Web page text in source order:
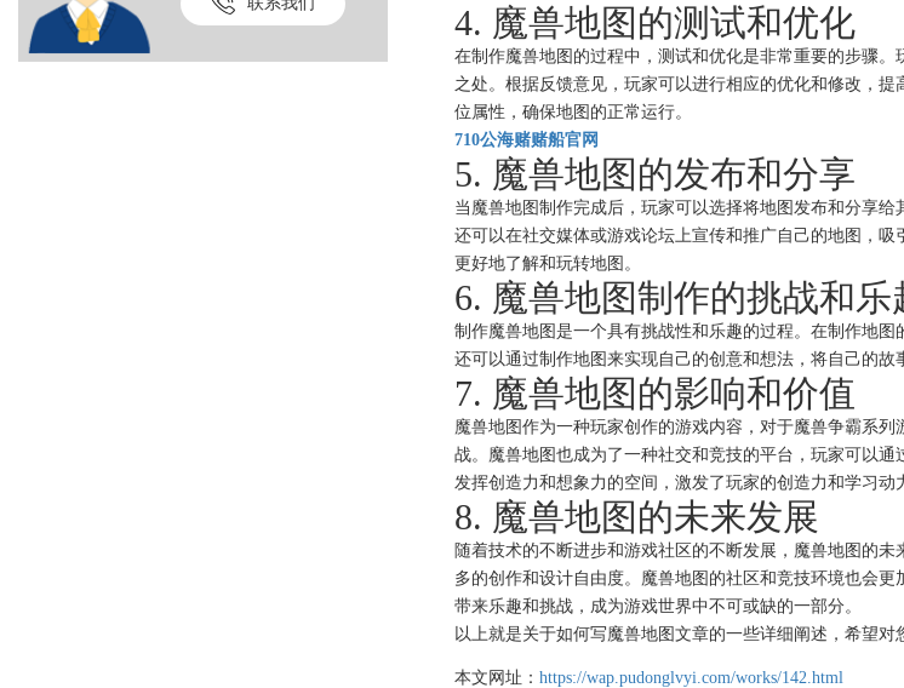
4. 魔兽地图的测试和优化
在制作魔兽地图的过程中，测试和优化是非常重要的步骤
之处。根据反馈意见，玩家可以进行相应的优化和修改，
位属性，确保地图的正常运行。
710公海赌赌船官网
5. 魔兽地图的发布和分享
当魔兽地图制作完成后，玩家可以选择将地图发布和分享
还可以在社交媒体或游戏论坛上宣传和推广自己的地图，
更好地了解和玩转地图。
6. 魔兽地图制作的挑战和乐
制作魔兽地图是一个具有挑战性和乐趣的过程。在制作地
还可以通过制作地图来实现自己的创意和想法，将自己的故
7. 魔兽地图的影响和价值
魔兽地图作为一种玩家创作的游戏内容，对于魔兽争霸系
战。魔兽地图也成为了一种社交和竞技的平台，玩家可以
发挥创造力和想象力的空间，激发了玩家的创造力和学习动
8. 魔兽地图的未来发展
随着技术的不断进步和游戏社区的不断发展，魔兽地图的
多的创作和设计自由度。魔兽地图的社区和竞技环境也会
带来乐趣和挑战，成为游戏世界中不可或缺的一部分。
以上就是关于如何写魔兽地图文章的一些详细阐述，希望对
本文网址： https://wap.pudonglvyi.com/works/142.html